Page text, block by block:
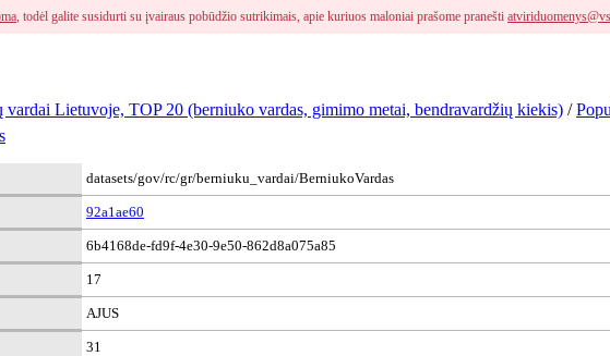
, todėl galite susidurti su įvairaus pobūdžio sutrikimais, apie kuriuos maloniai prašome pranešti
vardai Lietuvoje, TOP 20 (berniuko vardas, gimimo metai, bendravardžių kiekis) /
datasets/gov/rc/gr/berniuku_vardai/BerniukoVardas
92a1ae60
6b4168de-fd9f-4e30-9e50-862d8a075a85
17
AJUS
31